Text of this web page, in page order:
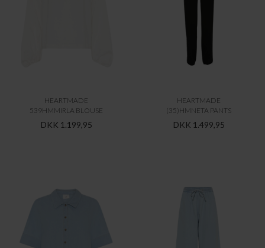
HEARTMADE
539HMMIRLA BLOUSE
DKK 1.199,95
HEARTMADE
(35)HMNETA PANTS
DKK 1.499,95